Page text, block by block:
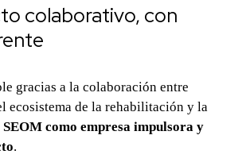
colaborativo, con
gracias a la colaboración entre
ecosistema de la rehabilitación y la
SEOM como empresa impulsora y
.